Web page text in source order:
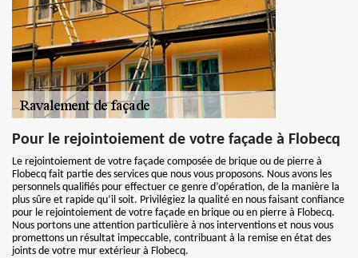
Pour le rejointoiement de votre façade à Flobecq
Le rejointoiement de votre façade composée de brique ou de pierre à
Flobecq fait partie des services que nous vous proposons. Nous avons les
personnels qualifiés pour effectuer ce genre d’opération, de la manière la
plus sûre et rapide qu’il soit. Privilégiez la qualité en nous faisant confiance
pour le rejointoiement de votre façade en brique ou en pierre à Flobecq.
Nous portons une attention particulière à nos interventions et nous vous
promettons un résultat impeccable, contribuant à la remise en état des
joints de votre mur extérieur à Flobecq.